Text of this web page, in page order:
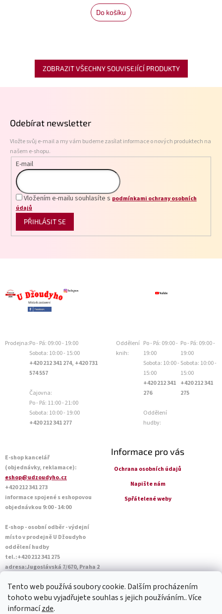
Tento web používá soubory cookie. Dalším procházením
tohoto webu vyjadřujete souhlas s jejich používáním.. Více
informacízde.
Do košíku
ZOBRAZIT VŠECHNY SOUVISEJÍCÍ PRODUKTY
Odebírat newsletter
Vložte svůj e-mail a my vám budeme zasílat informace o nových produktech na
našem e-shopu.
E-mail
Vložením e-mailu souhlasíte s podmínkami ochrany osobních
údajů
PŘIHLÁSIT SE
Prodejna:Po - Pá: 09:00 - 19:00
Sobota: 10:00 - 15:00
+420 212 341 274, +420 731
574 557
Čajovna:
Po - Pá: 11:00 - 21:00
Sobota: 10:00 - 19:00
+420 212 341 277
Oddělení
knih:
Po - Pá: 09:00 -
19:00
Sobota: 10:00 -
15:00
+420 212 341
276
Oddělení
hudby:
Po - Pá: 09:00 -
19:00
Sobota: 10:00 -
15:00
+420 212 341
275
E-shop kancelář
(objednávky, reklamace):
eshop@udzoudyho.cz
+420 212 341 273
informace spojené s eshopovou
objednávkou 9:00 - 14:00
E-shop - osobní odběr - výdejní
místo v prodejně U Džoudyho
oddělení hudby
tel.:+420 212 341 275
adresa:Jugoslávská 7/670, Praha 2
Sobota: 10:00 - 14:45
Informace pro vás
Ochrana osobních údajů
Napište nám
Spřátelené weby